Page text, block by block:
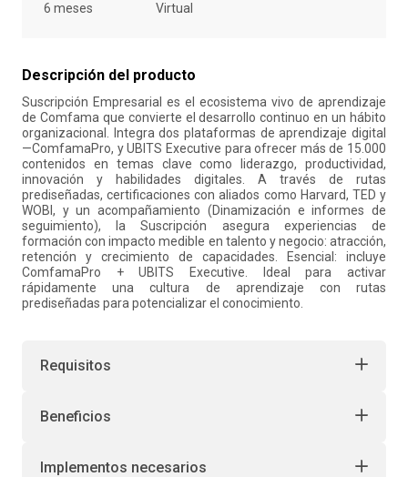
6 meses
Virtual
Descripción del producto
Suscripción Empresarial es el ecosistema vivo de aprendizaje
de Comfama que convierte el desarrollo continuo en un hábito
organizacional. Integra dos plataformas de aprendizaje digital
—ComfamaPro, y UBITS Executive para ofrecer más de 15.000
contenidos en temas clave como liderazgo, productividad,
innovación y habilidades digitales. A través de rutas
prediseñadas, certificaciones con aliados como Harvard, TED y
WOBI, y un acompañamiento (Dinamización e informes de
seguimiento), la Suscripción asegura experiencias de
formación con impacto medible en talento y negocio: atracción,
retención y crecimiento de capacidades. Esencial: incluye
ComfamaPro + UBITS Executive. Ideal para activar
rápidamente una cultura de aprendizaje con rutas
prediseñadas para potencializar el conocimiento.
Requisitos
Beneficios
Implementos necesarios